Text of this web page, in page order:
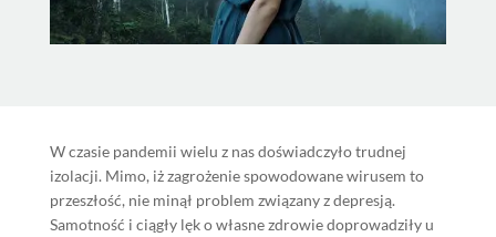
W czasie pandemii wielu z nas doświadczyło trudnej
izolacji. Mimo, iż zagrożenie spowodowane wirusem to
przeszłość, nie minął problem związany z depresją.
Samotność i ciągły lęk o własne zdrowie doprowadziły u